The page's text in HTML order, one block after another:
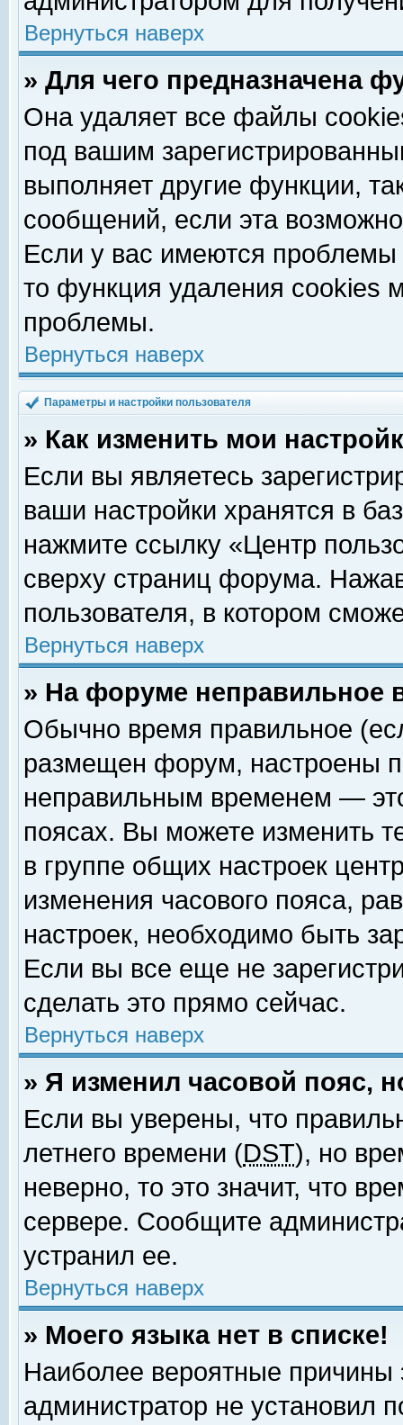
Вернуться наверх
» Для чего предназначена
Она удаляет все файлы
под вашим
выполняет другие функции,
сообщений, если эта
Если у вас имеются
то функция удаления cookies
проблемы.
Вернуться наверх
Параметры и настройки пользователя
» Как изменить мои
Если вы являетесь
ваши настройки хранятся в
нажмите ссылку «Центр
сверху страниц форума.
пользователя, в котором
Вернуться наверх
» На форуме неправильное
Обычно время правильное
размещен форум, настроены
неправильным временем —
поясах. Вы можете изменить
в группе общих настроек
изменения часового пояса,
настроек, необходимо быть
Если вы все еще не
сделать это прямо сейчас.
Вернуться наверх
» Я изменил часовой пояс,
Если вы уверены, что
летнего времени (DST), но
неверно, то это значит, что
сервере. Сообщите
устранил ее.
Вернуться наверх
» Моего языка нет в списке!
Наиболее вероятные причины
администратор не установил